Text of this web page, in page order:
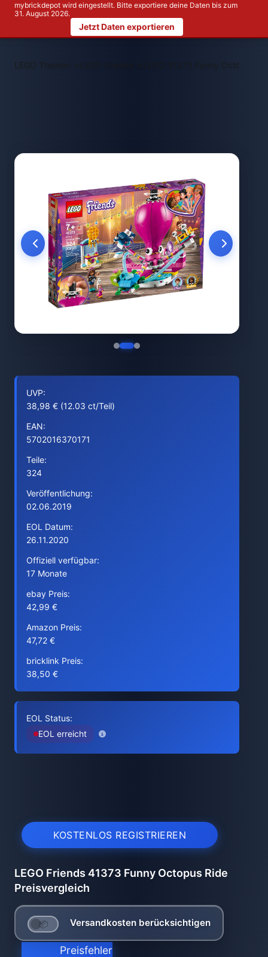
mybrickdepot wird eingestellt. Bitte exportiere deine Daten bis zum
31. August 2026.
Jetzt Daten exportieren
LEGO Themen > LEGO 41373 Funny Octopus
UVP:
38,98 € (12.03 ct/Teil)
EAN:
5702016370171
Teile:
324
Veröffentlichung:
02.06.2019
EOL Datum:
26.11.2020
Offiziell verfügbar:
17 Monate
ebay Preis:
42,99 €
Amazon Preis:
47,72 €
bricklink Preis:
38,50 €
EOL Status:
EOL erreicht
KOSTENLOS REGISTRIEREN
LEGO Friends 41373 Funny Octopus Ride
Preisvergleich
Versandkosten berücksichtigen
Preisfehler